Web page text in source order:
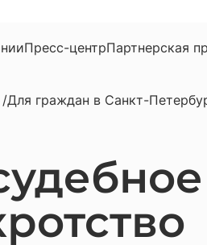
Юрист
Юрист
Пресс-центрПартнерская
Для граждан в Санкт-